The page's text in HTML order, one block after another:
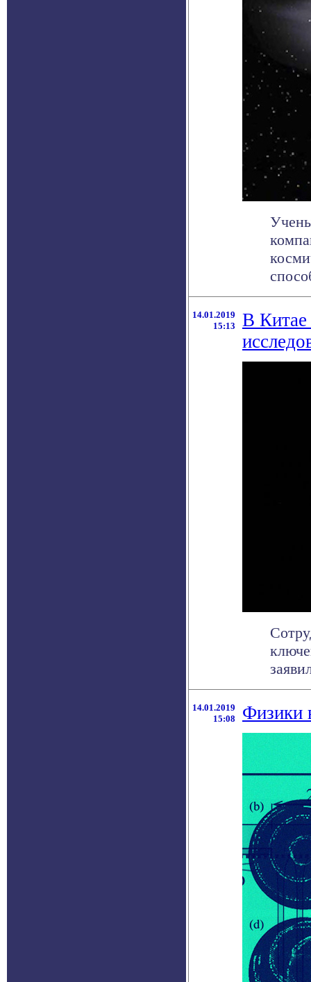
14.01.2019
15:13
В Китае
14.01.2019
15:08
Физики